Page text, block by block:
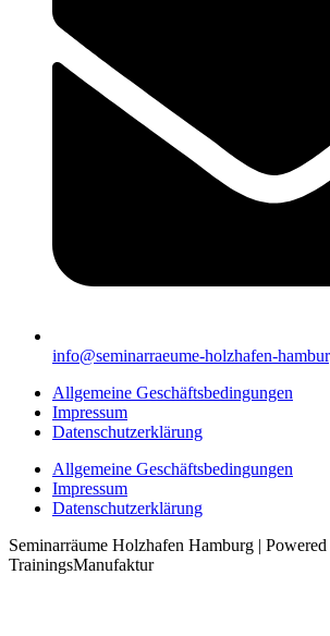
info@seminarraeume-holzhafen-
Allgemeine Geschäftsbedingungen
Impressum
Datenschutzerklärung
Allgemeine Geschäftsbedingungen
Impressum
Datenschutzerklärung
Seminarräume Holzhafen Hamburg |
TrainingsManufaktur